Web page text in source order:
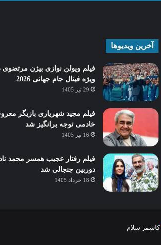
آخرین ویدیوها
فیلم ویولن نوازی بیژن
ویژه فینال جام جهانی 2026
29 تیر 1405
فیلم مجید شهریاری بازیگر
خادمی توجه برانگیز شد
16 تیر 1405
فیلم رفتار عجیب همسر محمد
دوربین جنجالی شد
18 خرداد 1405
کاشمر سلام